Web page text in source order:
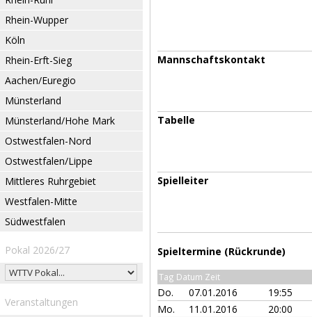
Rhein-Wupper
Köln
Rhein-Erft-Sieg
Aachen/Euregio
Münsterland
Münsterland/Hohe Mark
Ostwestfalen-Nord
Ostwestfalen/Lippe
Mittleres Ruhrgebiet
Westfalen-Mitte
Südwestfalen
Pokal 2026/27
Veranstaltungen
Mannschaftskontakt
Tabelle
Spielleiter
Spieltermine (Rückrunde)
Tag Datum Zeit
Do. 07.01.2016
19:55
Mo.
11.01.2016
20:00